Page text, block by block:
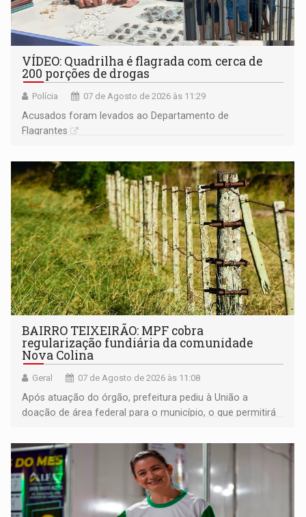
VÍDEO: Quadrilha é flagrada com cerca de
200 porções de drogas
Polícia 07 de Agosto de 2026 às 11:29
Acusados foram levados ao Departamento de
Flagrantes
BAIRRO TEIXEIRÃO: MPF cobra
regularização fundiária da comunidade
Nova Colina
Geral 07 de Agosto de 2026 às 11:08
Após atuação do órgão, prefeitura pediu à União a
doação de área federal para o município, o que permitirá